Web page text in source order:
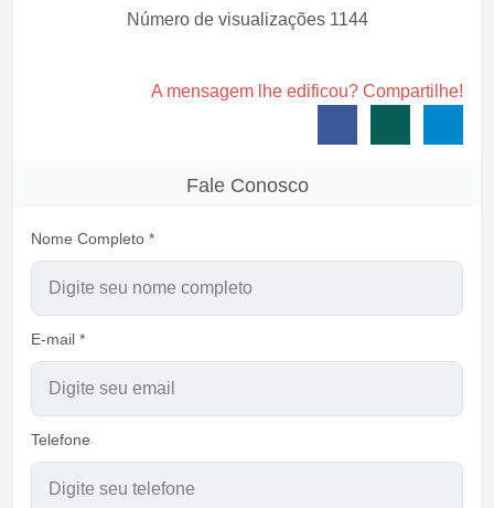
Número de visualizações 1144
A mensagem lhe edificou? Compartilhe!
Fale Conosco
Nome Completo *
E-mail *
Telefone